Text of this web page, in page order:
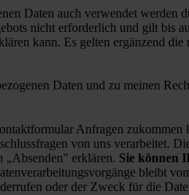
Daten auch verwendet
nicht erforderlich und gilt bis
kann. Es gelten ergänzend
Daten und zu meinen
Anfragen
von uns verarbeitet.
erklären. Sie können
bleibt
oder der Zweck für die